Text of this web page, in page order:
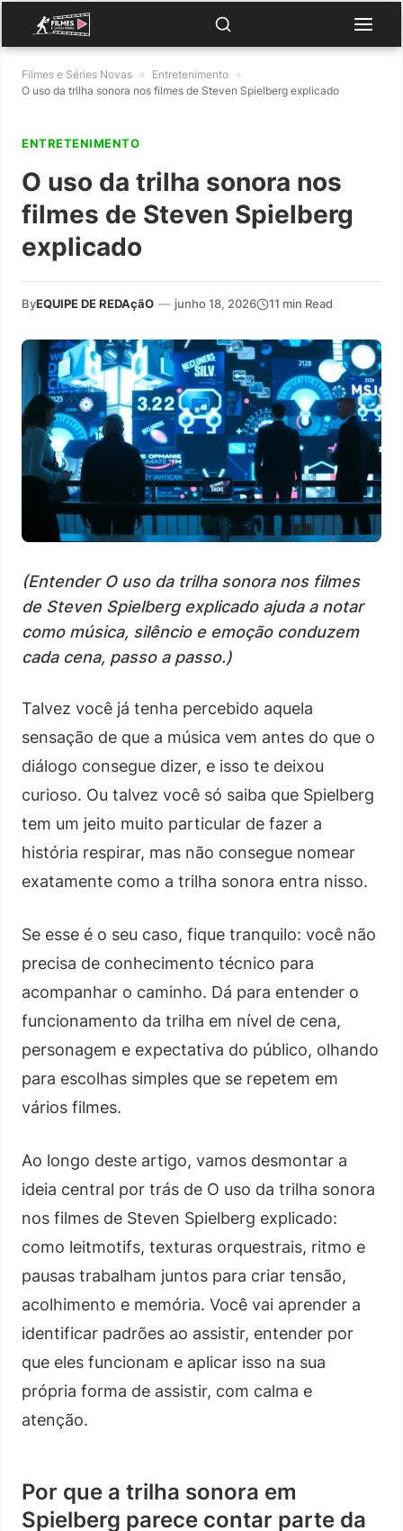
Filmes e Séries Novas » Entretenimento »
O uso da trilha sonora nos filmes de Steven Spielberg explicado
ENTRETENIMENTO
O uso da trilha sonora nos
filmes de Steven Spielberg
explicado
ByEQUIPE DE REDAçãO — junho 18, 2026 11 min Read
(Entender O uso da trilha sonora nos filmes
de Steven Spielberg explicado ajuda a notar
como música, silêncio e emoção conduzem
cada cena, passo a passo.)
Talvez você já tenha percebido aquela
sensação de que a música vem antes do que o
diálogo consegue dizer, e isso te deixou
curioso. Ou talvez você só saiba que Spielberg
tem um jeito muito particular de fazer a
história respirar, mas não consegue nomear
exatamente como a trilha sonora entra nisso.
Se esse é o seu caso, fique tranquilo: você não
precisa de conhecimento técnico para
acompanhar o caminho. Dá para entender o
funcionamento da trilha em nível de cena,
personagem e expectativa do público, olhando
para escolhas simples que se repetem em
vários filmes.
Ao longo deste artigo, vamos desmontar a
ideia central por trás de O uso da trilha sonora
nos filmes de Steven Spielberg explicado:
como leitmotifs, texturas orquestrais, ritmo e
pausas trabalham juntos para criar tensão,
acolhimento e memória. Você vai aprender a
identificar padrões ao assistir, entender por
que eles funcionam e aplicar isso na sua
própria forma de assistir, com calma e
atenção.
Por que a trilha sonora em
Spielberg parece contar parte da